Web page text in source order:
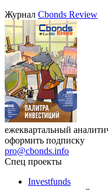
Журнал Cbonds Review
ежеквартальный
оформить подписку
pro@cbonds.info
Спец проекты
Investfunds